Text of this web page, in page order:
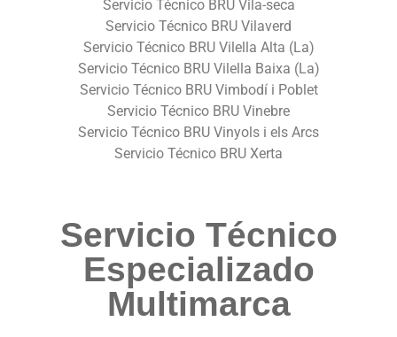
Servicio Técnico BRU Vila-seca
Servicio Técnico BRU Vilaverd
Servicio Técnico BRU Vilella Alta (La)
Servicio Técnico BRU Vilella Baixa (La)
Servicio Técnico BRU Vimbodí i Poblet
Servicio Técnico BRU Vinebre
Servicio Técnico BRU Vinyols i els Arcs
Servicio Técnico BRU Xerta
Servicio Técnico
Especializado
Multimarca